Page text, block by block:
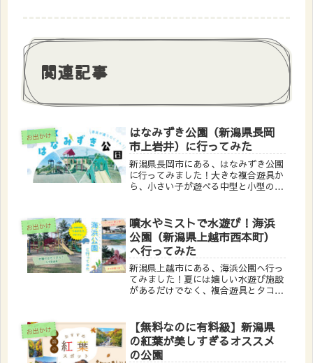
関連記事
お出かけ
はなみずき公園（新潟県長岡
市上岩井）に行ってみた
新潟県長岡市にある、はなみずき公園
に行ってみました！大きな複合遊具か
ら、小さい子が遊べる中型と小型の複
かし駐車場がありませんのでご注意
を！この記事で分かる事長岡市のはな
みず...
お出かけ
噴水やミストで水遊び！海浜
公園（新潟県上越市西本町）
へ行ってみた
新潟県上越市にある、海浜公園へ行っ
てみました！夏には嬉しい水遊び施設
があるだけでなく、複合遊具とタコの
「うみがたり」もあり、暑くなったら
涼しい室内へ避難もできます。おいも
タコ...
お出かけ
【無料なのに有料級】新潟県
の紅葉が美しすぎるオススメ
の公園